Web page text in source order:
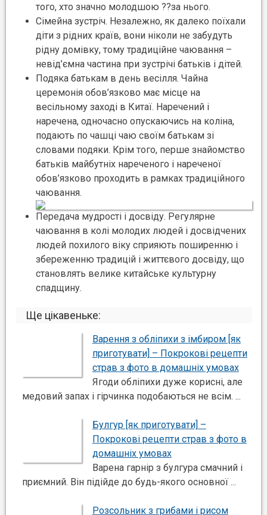
того, хто значно молодшою ??за нього.
Сімейна зустріч. Незалежно, як далеко поїхали
діти з рідних країв, вони ніколи не забудуть
рідну домівку, тому традиційне чаювання –
невід’ємна частина при зустрічі батьків і дітей.
Подяка батькам в день весілля. Чайна
церемонія обов’язково має місце на
весільному заході в Китаї. Наречений і
наречена, одночасно опускаючись на коліна,
подають по чашці чаю своїм батькам зі
словами подяки. Крім того, перше знайомство
батьків майбутніх нареченого і нареченої
обов’язково проходить в рамках традиційного
чаювання.
Передача мудрості і досвіду. Регулярне
чаювання в колі молодих людей і досвідчених
людей похилого віку сприяють поширенню і
збереженню традицій і життєвого досвіду, що
становлять велике китайське культурну
спадщину.
Ще цікавеньке:
Варення з обліпихи з імбиром [як
приготувати] – Покрокові рецепти
страв з фото в домашніх умовах
Ягоди обліпихи дуже корисні, але
медовий запах і гірчинка подобаються не всім. ...
Булгур [як приготувати] –
Покрокові рецепти страв з фото в
домашніх умовах
Варена гарнір з булгура смачний і
приємний. Він підійде до будь-якого основної ...
Розсольник з грибами і рисом